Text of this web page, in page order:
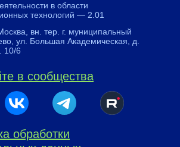
вн. тер. г. муниципальный
ул. Большая Академическая, д.
10/6
в сообщества
в области
технологий — 2.01
обработки